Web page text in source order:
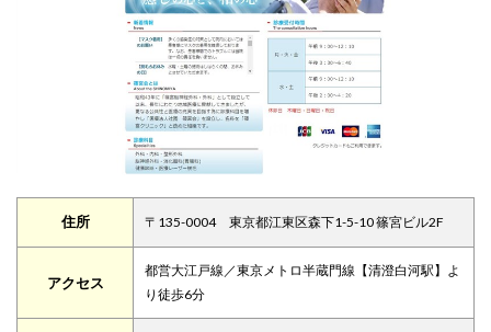
住所 〒135-0004 東京都江東区森下1-5-10 篠宮ビル2F
アクセス
都営大江戸線／東京メトロ半蔵門線【清澄白河駅】よ
り徒歩6分